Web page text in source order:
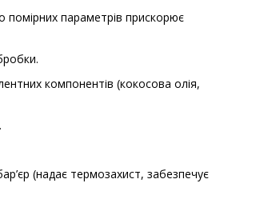
помірних параметрів прискорює
компонентів (кокосова олія,
(надає термозахист, забезпечує